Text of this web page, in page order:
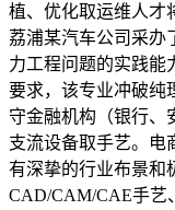
植、优化取运维人才
荔浦某汽车公司采办
力工程问题的实践能
要求，该专业冲破纯
守金融机构（银行、
支流设备取手艺。电
有深挚的行业布景和
CAD/CAM/CAE手艺